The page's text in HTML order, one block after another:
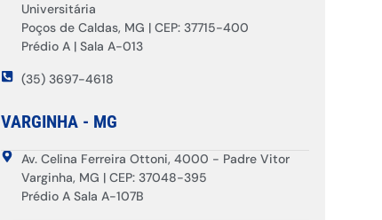
Universitária
Poços de Caldas, MG | CEP: 37715-400
Prédio A | Sala A-013
(35) 3697-4618
VARGINHA - MG
Av. Celina Ferreira Ottoni, 4000 - Padre Vitor
Varginha, MG | CEP: 37048-395
Prédio A Sala A-107B